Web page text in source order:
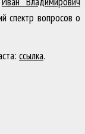
спектр вопросов о
ссылка.